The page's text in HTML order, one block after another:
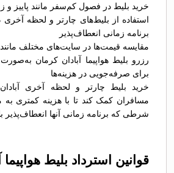
خرید بلیط در فصول کم‌سفر مانند پاییز و
استفاده از بلیط‌های چارتر و لحظه
برنامه زمانی انعطاف‌پذیر
مقایسه قیمت‌ها در سایت‌های مختلف
رزرو بلیط هواپیما آبادان کرمان
برای صرفه‌جویی در هزینه‌ها
خرید بلیط چارتر و لحظه آخری
مسافران کمک کند تا با هزینه کمتری
شرطی که برنامه زمانی آنها انعطاف‌پذیر
قوانین استرداد بلیط هواپیما